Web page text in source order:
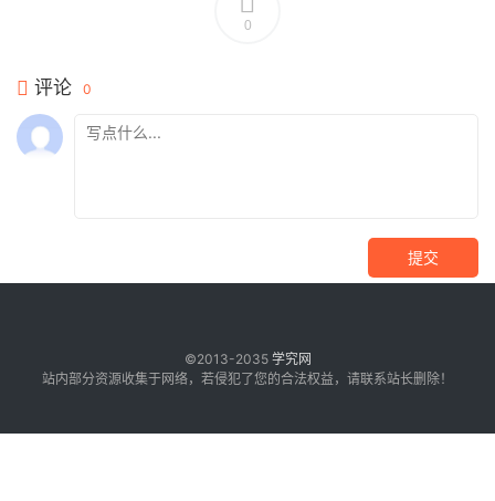
0
评论 0
提交
©2013-2035 学究网
站内部分资源收集于网络，若侵犯了您的合法权益，请联系站长删除！